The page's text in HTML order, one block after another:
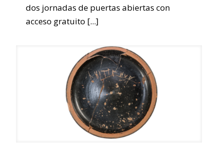
dos jornadas de puertas abiertas con
acceso gratuito [...]